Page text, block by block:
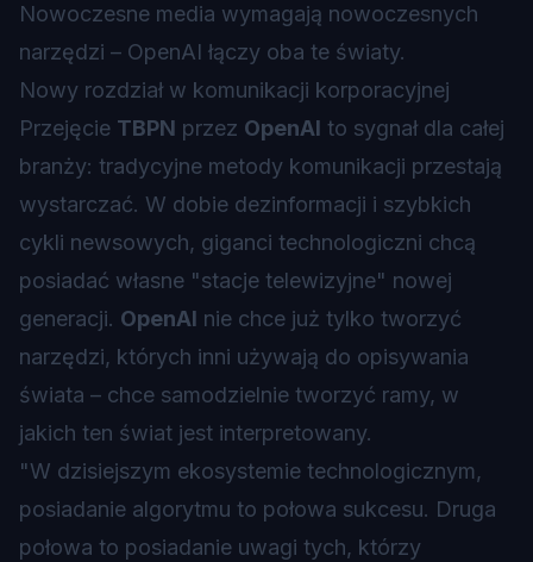
Nowoczesne media wymagają nowoczesnych
narzędzi – OpenAI łączy oba te światy.
Nowy rozdział w komunikacji korporacyjnej
Przejęcie TBPN przez OpenAI to sygnał dla całej
branży: tradycyjne metody komunikacji przestają
wystarczać. W dobie dezinformacji i szybkich
cykli newsowych, giganci technologiczni chcą
posiadać własne "stacje telewizyjne" nowej
generacji. OpenAI nie chce już tylko tworzyć
narzędzi, których inni używają do opisywania
świata – chce samodzielnie tworzyć ramy, w
jakich ten świat jest interpretowany.
"W dzisiejszym ekosystemie technologicznym,
posiadanie algorytmu to połowa sukcesu. Druga
połowa to posiadanie uwagi tych, którzy